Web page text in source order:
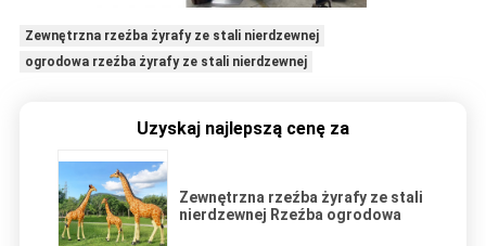
Zewnętrzna rzeźba żyrafy ze stali nierdzewnej
ogrodowa rzeźba żyrafy ze stali nierdzewnej
Uzyskaj najlepszą cenę za
Zewnętrzna rzeźba żyrafy ze stali
nierdzewnej Rzeźba ogrodowa